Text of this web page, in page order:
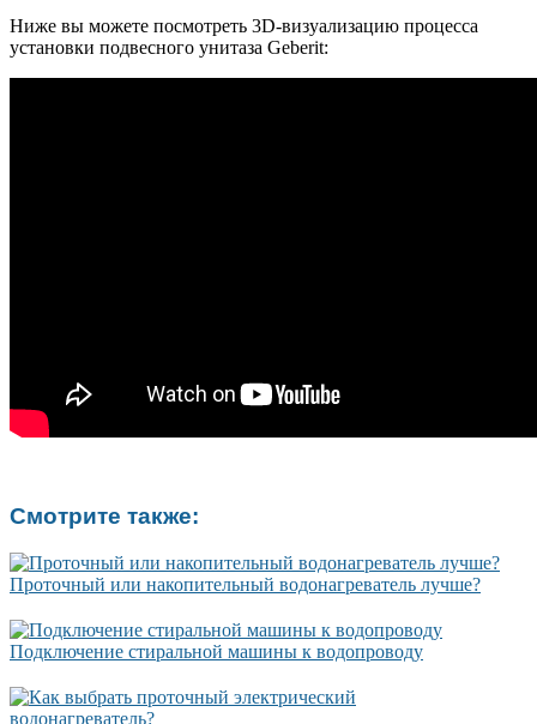
Ниже вы можете посмотреть 3D-визуализацию процесса
установки подвесного унитаза Geberit:
Смотрите также:
Проточный или накопительный водонагреватель лучше?
Подключение стиральной машины к водопроводу